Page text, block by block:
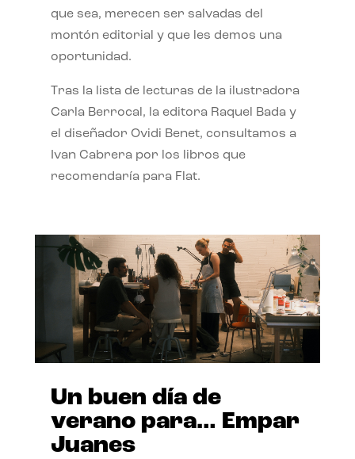
que sea, merecen ser salvadas del
montón editorial y que les demos una
oportunidad.
Tras la lista de lecturas de la ilustradora
Carla Berrocal, la editora Raquel Bada y
el diseñador Ovidi Benet, consultamos a
Ivan Cabrera por los libros que
recomendaría para Flat.
Un buen día de
verano para… Empar
Juanes